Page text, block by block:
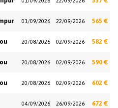
01/09/2026 22/09/2026 565 €
20/08/2026 02/09/2026 582 €
20/08/2026 02/09/2026 590 €
20/08/2026 02/09/2026 602 €
04/09/2026 26/09/2026 672 €